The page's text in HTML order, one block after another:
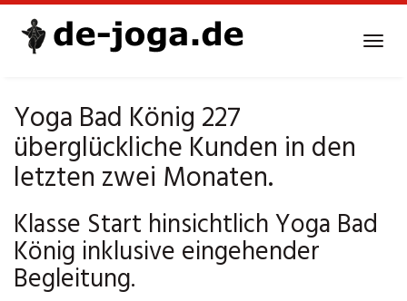
Yoga Bad König 227
überglückliche Kunden in den
letzten zwei Monaten.
Klasse Start hinsichtlich Yoga Bad
König inklusive eingehender
Begleitung.